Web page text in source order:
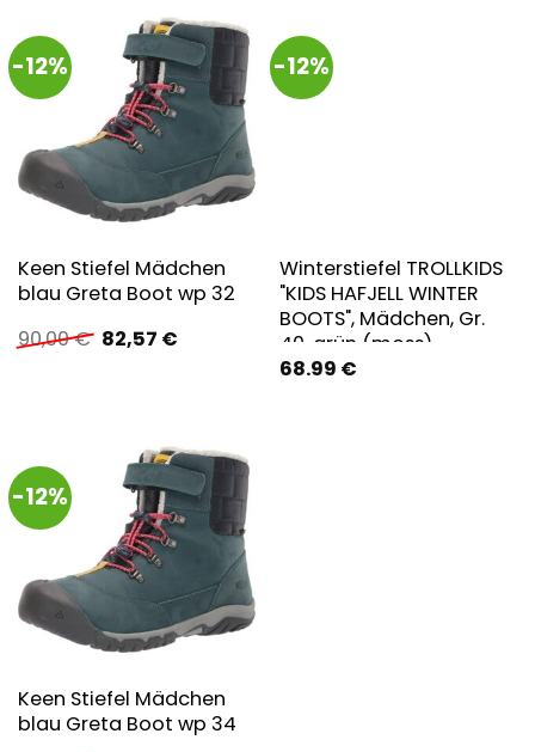
Winterschuhe, für Kinder,
wasserdicht
-12%
Keen Stiefel Mädchen
blau Greta Boot wp 32
90,00€ Ursprünglicher
Preis
82,57 €Aktueller
-12%
Winterstiefel TROLLKIDS
"KIDS HAFJELL WINTER
BOOTS", Mädchen, Gr.
40, grün (moss),
Synthetik, mehrfarbig,
68.99 €
-12%
Keen Stiefel Mädchen
blau Greta Boot wp 34